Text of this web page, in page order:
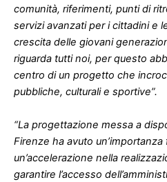
comunità, riferimenti, punti di
servizi avanzati per i cittadini e
crescita delle giovani
riguarda tutti noi, per questo
centro di un progetto che
pubbliche, culturali e sportive”.
“La progettazione messa a
Firenze ha avuto
un’accelerazione nella
garantire l’accesso